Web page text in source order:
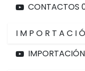
I M P O R T A C I